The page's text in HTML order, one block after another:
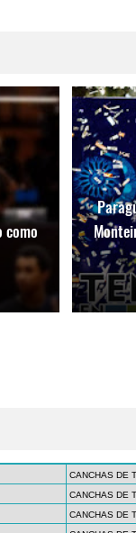
como
CANCHAS DE
CANCHAS DE
CANCHAS DE